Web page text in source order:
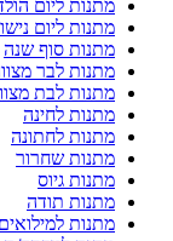
מתנות ליום
מתנות ליום
מתנות סוף שנה
מתנות לבר
מתנות לבת
מתנות לחינה
מתנות לחתונה
מתנות שחרור
מתנות גיוס
מתנות תודה
מתנות למילואים